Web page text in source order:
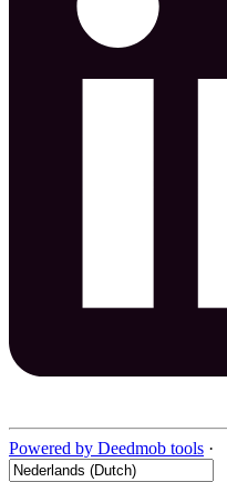
Powered by Deedmob tools ·